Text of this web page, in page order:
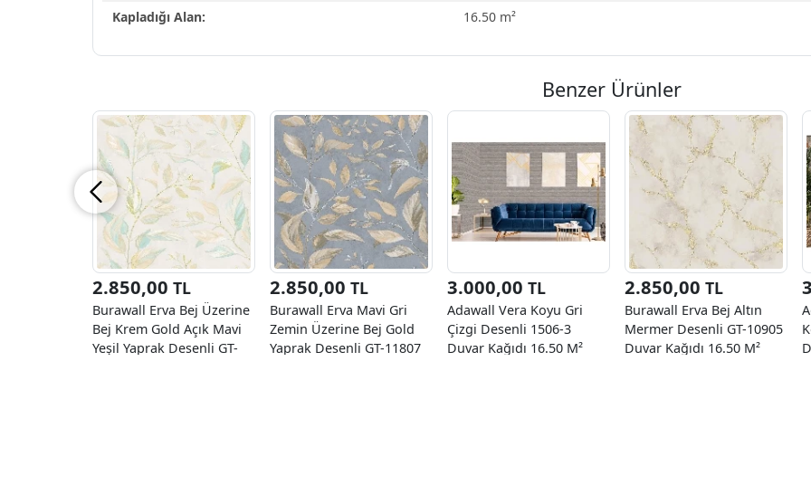
Kapladığı Alan:
16.50 m²
Benzer Ürünler
2.850,00 TL
Burawall Erva Bej Üzerine
Bej Krem Gold Açık Mavi
Yeşil Yaprak Desenli GT-
2.850,00 TL
Burawall Erva Mavi Gri
Zemin Üzerine Bej Gold
Yaprak Desenli GT-11807
3.000,00 TL
Adawall Vera Koyu Gri
Çizgi Desenli 1506-3
Duvar Kağıdı 16.50 M²
2.850,00 TL
Burawall Erva Bej Altın
Mermer Desenli GT-10905
Duvar Kağıdı 16.50 M²